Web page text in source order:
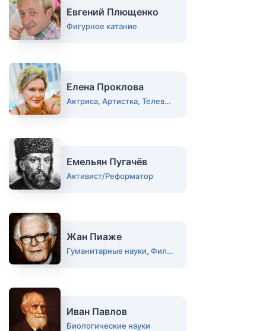
Евгений Плющенко
Фигурное катание
Елена Проклова
Актриса, Артистка, Телеведущая, Деятель
Емельян Пугачёв
Активист/Реформатор
Жан Пиаже
Гуманитарные науки, Философ
Иван Павлов
Биологические науки